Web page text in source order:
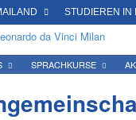
STUDIEREN IN
SPRACHKURSE